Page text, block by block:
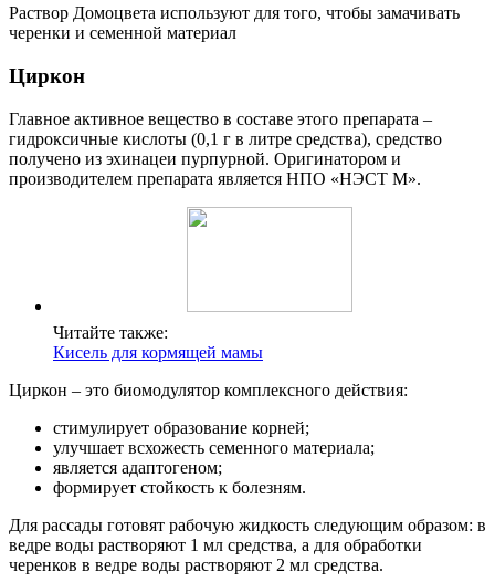
Раствор Домоцвета используют для того, чтобы замачивать
черенки и семенной материал
Циркон
Главное активное вещество в составе этого препарата –
гидроксичные кислоты (0,1 г в литре средства), средство
получено из эхинацеи пурпурной. Оригинатором и
производителем препарата является НПО «НЭСТ М».
Читайте также:
Кисель для кормящей мамы
Циркон – это биомодулятор комплексного действия:
стимулирует образование корней;
улучшает всхожесть семенного материала;
является адаптогеном;
формирует стойкость к болезням.
Для рассады готовят рабочую жидкость следующим образом: в
ведре воды растворяют 1 мл средства, а для обработки
черенков в ведре воды растворяют 2 мл средства.